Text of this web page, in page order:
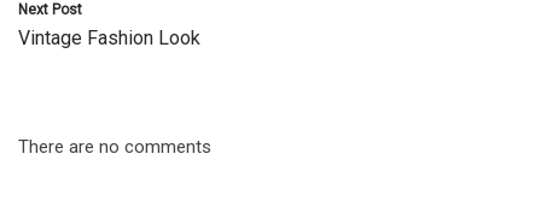
Next Post
Vintage Fashion Look
There are no comments